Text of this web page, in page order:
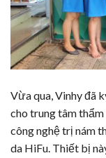
Vừa qua, Vinhy đã
cho trung tâm thẩm
công nghệ trị nám
da HiFu. Thiết bị